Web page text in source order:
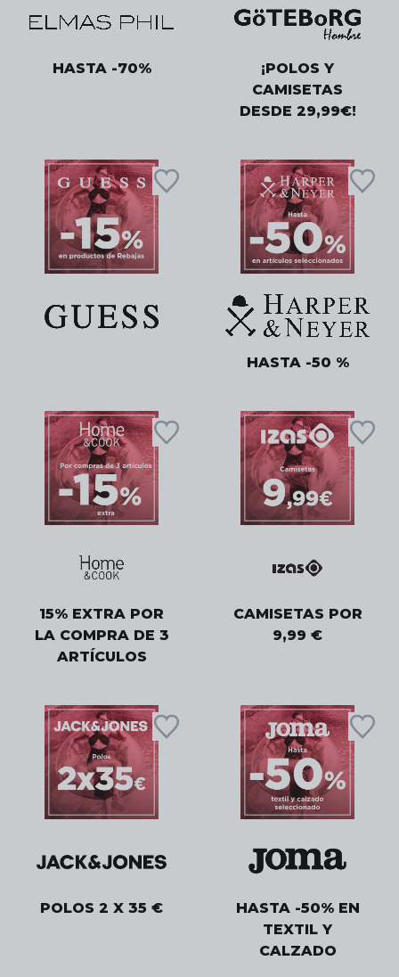
HASTA -70%
¡POLOS Y
CAMISETAS
DESDE 29,99€!
HASTA -50 %
15% EXTRA POR
LA COMPRA DE 3
ARTÍCULOS
CAMISETAS POR
9,99 €
POLOS 2 X 35 €
HASTA -50% EN
TEXTIL Y
CALZADO